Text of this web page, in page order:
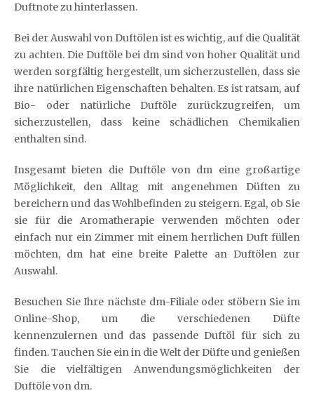
Duftnote zu hinterlassen.
Bei der Auswahl von Duftölen ist es wichtig, auf die Qualität
zu achten. Die Duftöle bei dm sind von hoher Qualität und
werden sorgfältig hergestellt, um sicherzustellen, dass sie
ihre natürlichen Eigenschaften behalten. Es ist ratsam, auf
Bio- oder natürliche Duftöle zurückzugreifen, um
sicherzustellen, dass keine schädlichen Chemikalien
enthalten sind.
Insgesamt bieten die Duftöle von dm eine großartige
Möglichkeit, den Alltag mit angenehmen Düften zu
bereichern und das Wohlbefinden zu steigern. Egal, ob Sie
sie für die Aromatherapie verwenden möchten oder
einfach nur ein Zimmer mit einem herrlichen Duft füllen
möchten, dm hat eine breite Palette an Duftölen zur
Auswahl.
Besuchen Sie Ihre nächste dm-Filiale oder stöbern Sie im
Online-Shop, um die verschiedenen Düfte
kennenzulernen und das passende Duftöl für sich zu
finden. Tauchen Sie ein in die Welt der Düfte und genießen
Sie die vielfältigen Anwendungsmöglichkeiten der
Duftöle von dm.